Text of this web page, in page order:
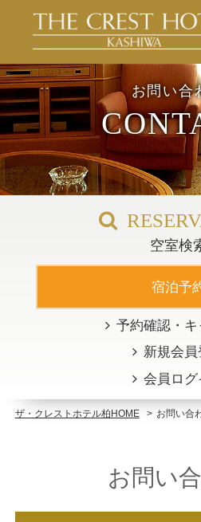
お問い合
空室検
宿泊予
予約確認・
新規会員
会員ログ
ザ・クレストホテル柏HOME お問い合
お問い
日本語
宿泊予
レストラン
記念日のご利用